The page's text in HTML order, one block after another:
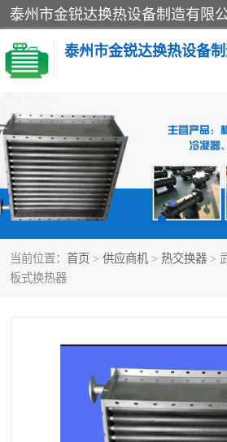
当前位置： 首页 > 供应商机 > 热交换器 >
板式换热器
冷却器 换
散热器 预
热交换器